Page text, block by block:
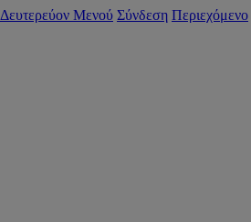
Δευτερεύον Μενού Σύνδεση Περιεχόμενο